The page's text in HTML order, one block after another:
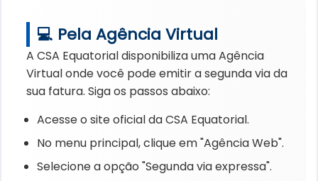
💻 Pela Agência Virtual
A CSA Equatorial disponibiliza uma Agência
Virtual onde você pode emitir a segunda via da
sua fatura. Siga os passos abaixo:
Acesse o site oficial da CSA Equatorial.
No menu principal, clique em "Agência Web".
Selecione a opção "Segunda via expressa".